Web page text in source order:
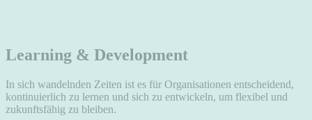
Learning & Development
In sich wandelnden Zeiten ist es für Organisationen entscheidend,
kontinuierlich zu lernen und sich zu entwickeln, um flexibel und
zukunftsfähig zu bleiben.